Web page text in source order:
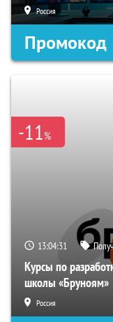
Россия
Промокод
-11%
13:04:30
Курсы по
школы «Бруноям»
Россия